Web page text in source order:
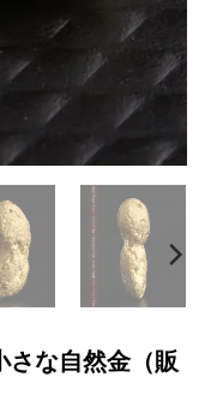
さな自然金（販